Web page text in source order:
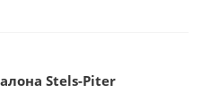
Stels-Piter